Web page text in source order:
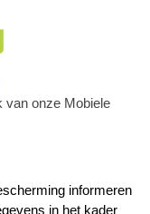
van onze Mobiele
informeren
in het kader